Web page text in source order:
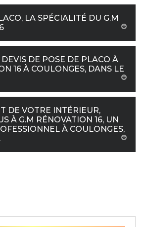
LA SPÉCIALITÉ DU G.M
DE POSE DE PLACO À
16 À COULONGES, DANS LE
DE VOTRE INTÉRIEUR,
À G.M RÉNOVATION 16, UN
À COULONGES,